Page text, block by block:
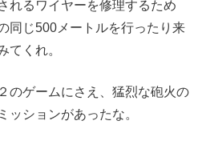
れるワイヤーを修理するため
同じ500メートルを行ったり来
てくれ。
のゲームにさえ、猛烈な砲火の
ッションがあったな。